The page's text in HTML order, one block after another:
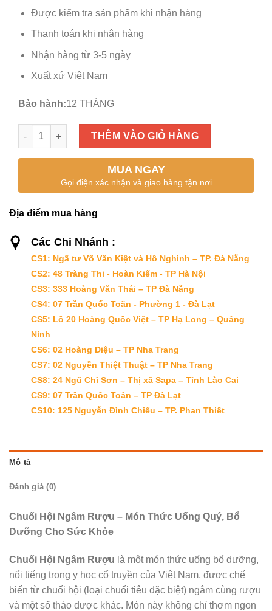
Được kiểm tra sản phẩm khi nhận hàng
Thanh toán khi nhận hàng
Nhận hàng từ 3-5 ngày
Xuất xứ Việt Nam
Bảo hành:12 THÁNG
CHUỐI HỘT số lượng
THÊM VÀO GIỎ HÀNG
MUA NGAY
Gọi điện xác nhận và giao hàng tận nơi
Địa điểm mua hàng
Các Chi Nhánh :
CS1: Ngã tư Võ Văn Kiệt và Hồ Nghinh – TP. Đà Nẵng
CS2: 48 Tràng Thi - Hoàn Kiếm - TP Hà Nội
CS3: 333 Hoàng Văn Thái – TP Đà Nẵng
CS4: 07 Trần Quốc Toãn - Phường 1 - Đà Lạt
CS5: Lô 20 Hoàng Quốc Việt – TP Hạ Long – Quảng
Ninh
CS6: 02 Hoàng Diệu – TP Nha Trang
CS7: 02 Nguyễn Thiệt Thuật – TP Nha Trang
CS8: 24 Ngũ Chỉ Sơn – Thị xã Sapa – Tỉnh Lào Cai
CS9: 07 Trần Quốc Toản – TP Đà Lạt
CS10: 125 Nguyễn Đình Chiểu – TP. Phan Thiết
Mô tả
Đánh giá (0)
Chuối Hội Ngâm Rượu – Món Thức Uống Quý, Bổ
Dưỡng Cho Sức Khỏe
Chuối Hội Ngâm Rượu là một món thức uống bổ dưỡng,
nổi tiếng trong y học cổ truyền của Việt Nam, được chế
biến từ chuối hội (loại chuối tiêu đặc biệt) ngâm cùng rượu
và một số thảo dược khác. Món này không chỉ thơm ngon